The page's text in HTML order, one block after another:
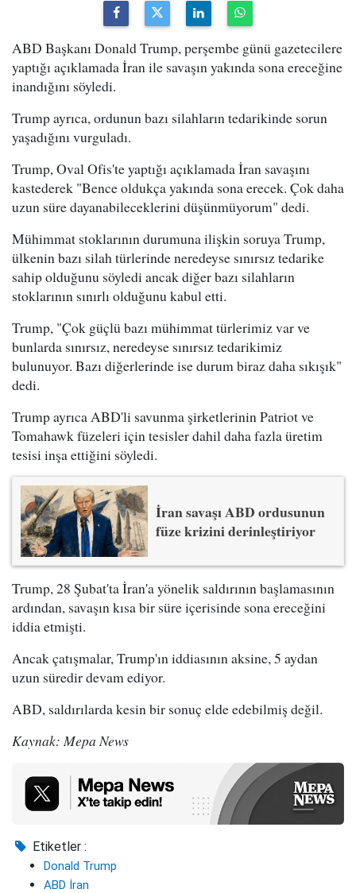
ABD Başkanı Donald Trump, perşembe günü gazetecilere
yaptığı açıklamada İran ile savaşın yakında sona ereceğine
inandığını söyledi.
Trump ayrıca, ordunun bazı silahların tedarikinde sorun
yaşadığını vurguladı.
Trump, Oval Ofis'te yaptığı açıklamada İran savaşını
kastederek "Bence oldukça yakında sona erecek. Çok daha
uzun süre dayanabileceklerini düşünmüyorum" dedi.
Mühimmat stoklarının durumuna ilişkin soruya Trump,
ülkenin bazı silah türlerinde neredeyse sınırsız tedarike
sahip olduğunu söyledi ancak diğer bazı silahların
stoklarının sınırlı olduğunu kabul etti.
Trump, "Çok güçlü bazı mühimmat türlerimiz var ve
bunlarda sınırsız, neredeyse sınırsız tedarikimiz
bulunuyor. Bazı diğerlerinde ise durum biraz daha sıkışık"
dedi.
Trump ayrıca ABD'li savunma şirketlerinin Patriot ve
Tomahawk füzeleri için tesisler dahil daha fazla üretim
tesisi inşa ettiğini söyledi.
İran savaşı ABD ordusunun
füze krizini derinleştiriyor
Trump, 28 Şubat'ta İran'a yönelik saldırının başlamasının
ardından, savaşın kısa bir süre içerisinde sona ereceğini
iddia etmişti.
Ancak çatışmalar, Trump'ın iddiasının aksine, 5 aydan
uzun süredir devam ediyor.
ABD, saldırılarda kesin bir sonuç elde edebilmiş değil.
Kaynak: Mepa News
Etiketler :
Donald Trump
ABD İran